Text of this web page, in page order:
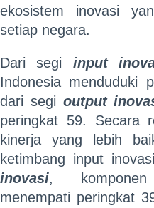
ekosistem inovasi
setiap negara.
Dari segi input
Indonesia menduduki
dari segi output
peringkat 59. Secara
kinerja yang lebih
ketimbang input
inovasi,
menempati peringkat